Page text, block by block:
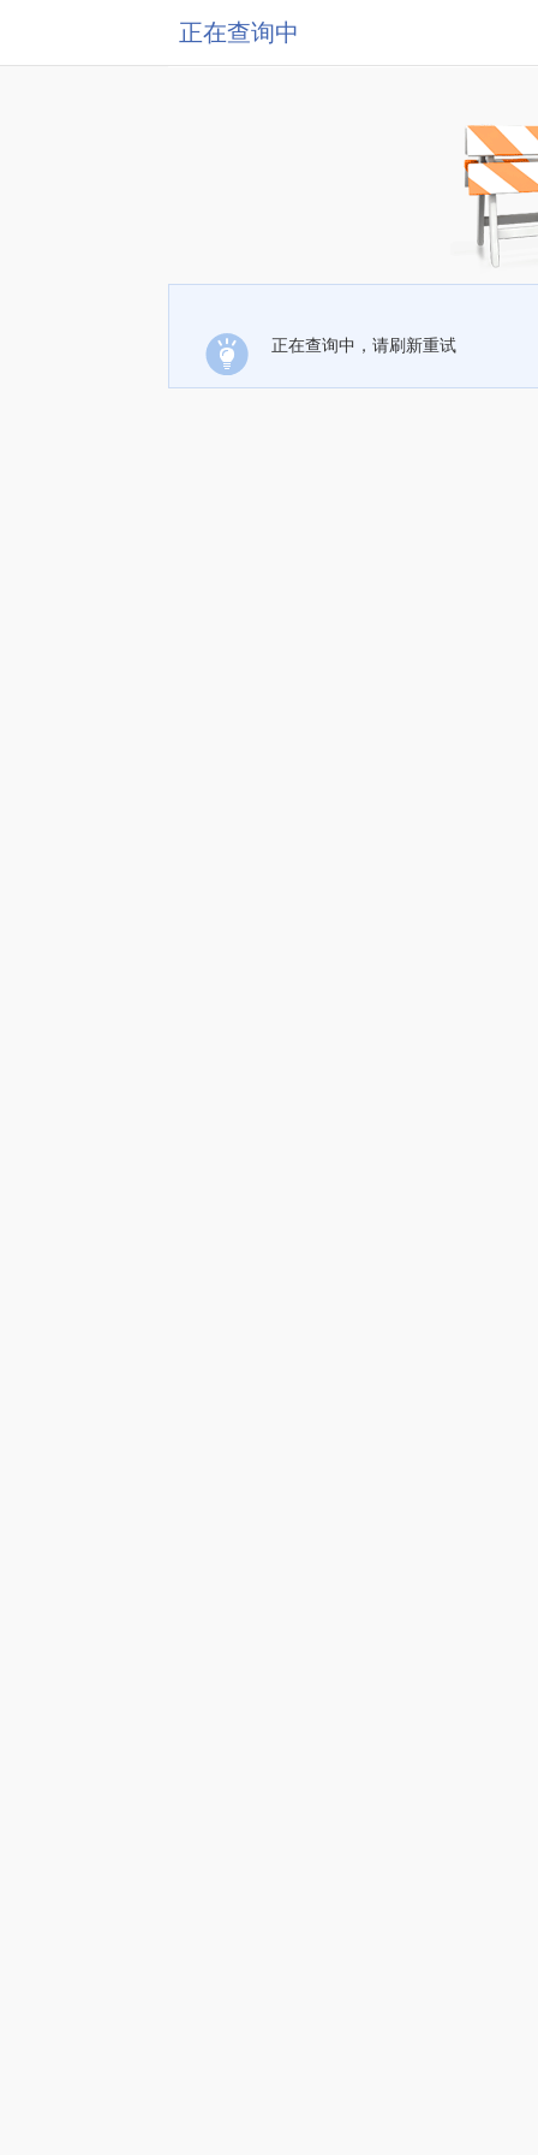
正在查询中
正在查询中，请刷新重试